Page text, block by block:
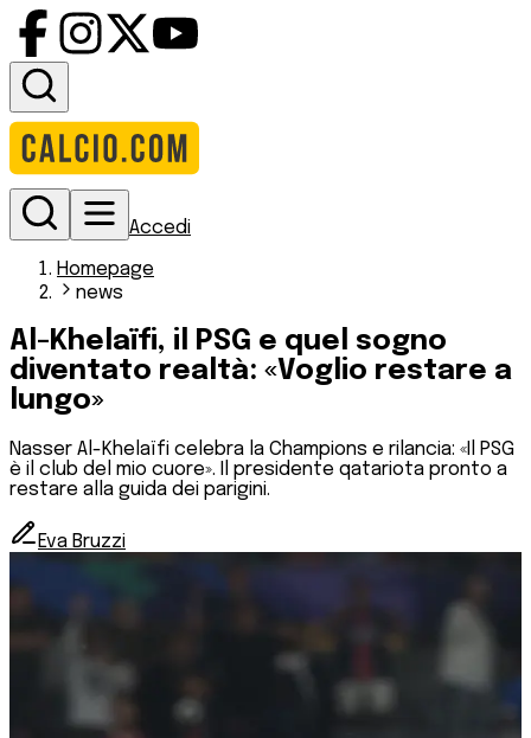
Accedi
Homepage
news
Al-Khelaïfi, il PSG e quel sogno
diventato realtà: «Voglio restare a
lungo»
Nasser Al-Khelaïfi celebra la Champions e rilancia: «Il PSG
è il club del mio cuore». Il presidente qatariota pronto a
restare alla guida dei parigini.
Eva Bruzzi